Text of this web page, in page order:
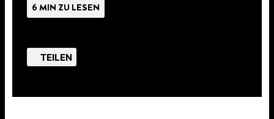
6 MIN ZU LESEN
TEILEN